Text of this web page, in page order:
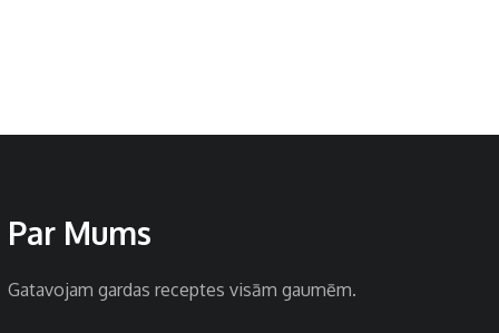
Par Mums
Gatavojam gardas receptes visām gaumēm.